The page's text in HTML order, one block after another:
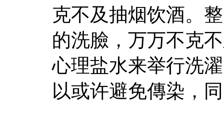
克不及抽烟饮酒。
的洗臉，万万不克
心理盐水来举行洗
以或许避免傳染，